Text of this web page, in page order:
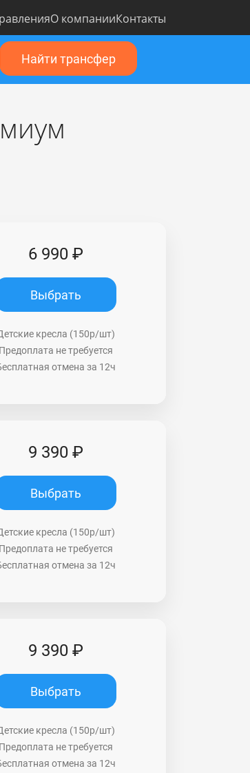
О компанииКонтакты
Найти трансфер
6 990 ₽
Выбрать
кресла (150р/шт)
Предоплата не требуется
отмена за 12ч
9 390 ₽
Выбрать
кресла (150р/шт)
Предоплата не требуется
отмена за 12ч
9 390 ₽
Выбрать
кресла (150р/шт)
Предоплата не требуется
отмена за 12ч